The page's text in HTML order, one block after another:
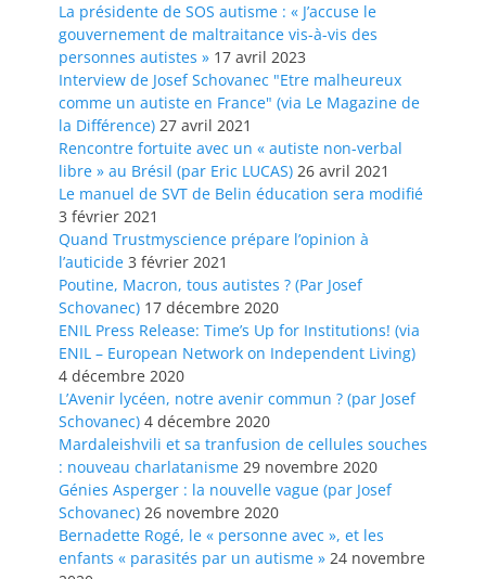
La présidente de SOS autisme : « J’accuse le
gouvernement de maltraitance vis-à-vis des
personnes autistes » 17 avril 2023
Interview de Josef Schovanec "Etre malheureux
comme un autiste en France" (via Le Magazine de
la Différence) 27 avril 2021
Rencontre fortuite avec un « autiste non-verbal
libre » au Brésil (par Eric LUCAS) 26 avril 2021
Le manuel de SVT de Belin éducation sera modifié
3 février 2021
Quand Trustmyscience prépare l’opinion à
l’auticide 3 février 2021
Poutine, Macron, tous autistes ? (Par Josef
Schovanec) 17 décembre 2020
ENIL Press Release: Time’s Up for Institutions! (via
ENIL – European Network on Independent Living)
4 décembre 2020
L’Avenir lycéen, notre avenir commun ? (par Josef
Schovanec) 4 décembre 2020
Mardaleishvili et sa tranfusion de cellules souches
: nouveau charlatanisme 29 novembre 2020
Génies Asperger : la nouvelle vague (par Josef
Schovanec) 26 novembre 2020
Bernadette Rogé, le « personne avec », et les
enfants « parasités par un autisme » 24 novembre